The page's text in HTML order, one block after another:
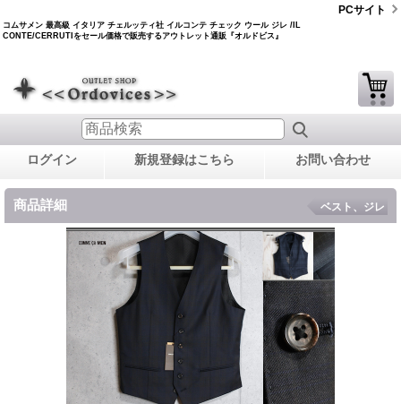
コムサメン 最高級 イタリア チェルッティ社 イルコンテ チェック ウール ジレ /IL
CONTE/CERRUTIをセール価格で販売するアウトレット通販『オルドビス』
PCサイト
ログイン 新規登録はこちら お問い合わせ
商品詳細 ベスト、ジレ